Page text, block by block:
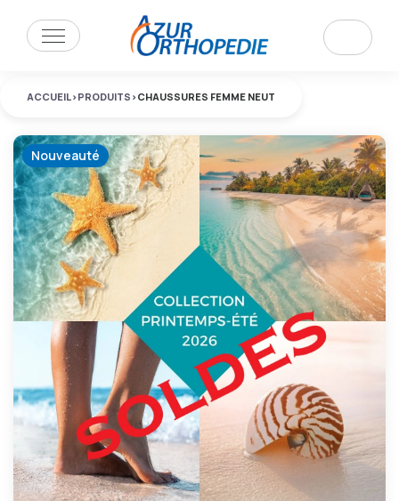
ACCUEIL>PRODUITS >CHAUSSURES FEMME NEUT
Nouveauté